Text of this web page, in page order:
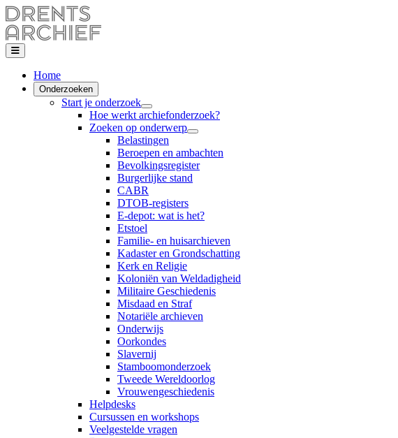
Home
Onderzoeken
Start je onderzoek
Hoe werkt archiefonderzoek?
Zoeken op onderwerp
Belastingen
Beroepen en ambachten
Bevolkingsregister
Burgerlijke stand
CABR
DTOB-registers
E-depot: wat is het?
Etstoel
Familie- en huisarchieven
Kadaster en Grondschatting
Kerk en Religie
Koloniën van Weldadigheid
Militaire Geschiedenis
Misdaad en Straf
Notariële archieven
Onderwijs
Oorkondes
Slavernij
Stamboomonderzoek
Tweede Wereldoorlog
Vrouwengeschiedenis
Helpdesks
Cursussen en workshops
Veelgestelde vragen